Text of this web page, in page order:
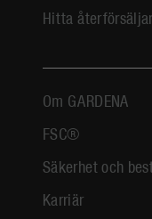
Hitta
Om GARDENA
FSC®
Säkerhet och
Karriär